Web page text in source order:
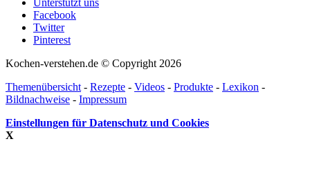
Unterstützt uns
Facebook
Twitter
Pinterest
Kochen-verstehen.de © Copyright 2026
Themenübersicht- Rezepte - Videos - Produkte - Lexikon -
Bildnachweise - Impressum
Einstellungen für Datenschutz und Cookies
X